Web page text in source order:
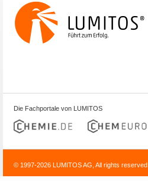
Die Fachportale von LUMITOS
© 1997-2026 LUMITOS AG, All rights reserved